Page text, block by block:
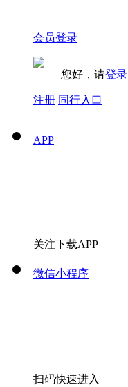
会员登录
您好，请登录
注册 同行入口
APP
关注下载APP
微信小程序
扫码快速进入